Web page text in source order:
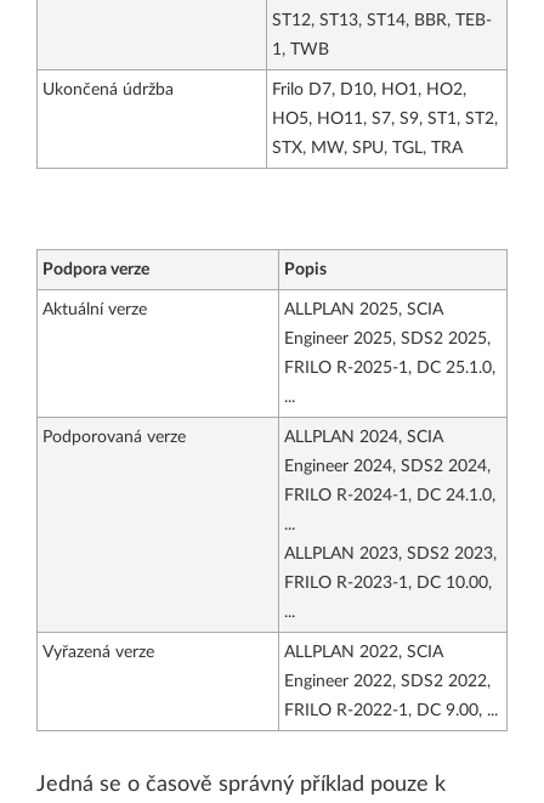
ST12, ST13, ST14, BBR, TEB-
1, TWB
Ukončená údržba
Frilo D7, D10, HO1, HO2,
HO5, HO11, S7, S9, ST1, ST2,
STX, MW, SPU, TGL, TRA
Podpora verze Popis
Aktuální verze
ALLPLAN 2025, SCIA
Engineer 2025, SDS2 2025,
FRILO R-2025-1, DC 25.1.0,
...
Podporovaná verze
ALLPLAN 2024, SCIA
Engineer 2024, SDS2 2024,
FRILO R-2024-1, DC 24.1.0,
...
ALLPLAN 2023, SDS2 2023,
FRILO R-2023-1, DC 10.00,
...
Vyřazená verze
ALLPLAN 2022, SCIA
Engineer 2022, SDS2 2022,
FRILO R-2022-1, DC 9.00, ...
Jedná se o časově správný příklad pouze k